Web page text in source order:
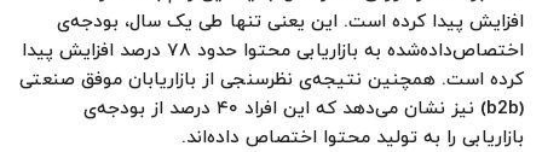
افزایش پیدا کرده است. این یعنی تنها طی یک سال، بودجه‌ی
اختصاص‌داده‌شده به بازاریابی محتوا حدود ۷۸ درصد افزایش پیدا
کرده است. همچنین نتیجه‌ی نظرسنجی از بازاریابان موفق صنعتی
(b2b) نیز نشان می‌دهد که این افراد ۴۰ درصد از بودجه‌ی
بازاریابی را به تولید محتوا اختصاص داده‌اند.